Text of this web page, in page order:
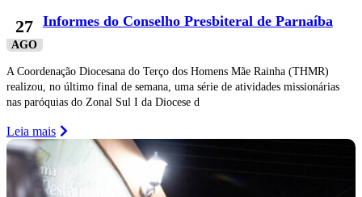
27
AGO
Informes do Conselho Presbiteral de Parnaíba
A Coordenação Diocesana do Terço dos Homens Mãe Rainha (THMR)
realizou, no último final de semana, uma série de atividades missionárias
nas paróquias do Zonal Sul I da Diocese d
Leia mais